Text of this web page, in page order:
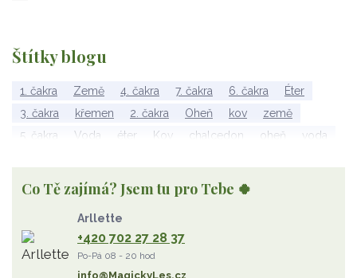
Štítky blogu
1. čakra Země 4. čakra 7. čakra 6. čakra
Éter
3. čakra
křemen 2. čakra Oheň kov
země
5. čakra
Voda éter Kov chalcedon oheň
voda
Wu Xing
apatit
diamant
olivín
želva jahodový křemen
rodochrozit
červený achát
Co Tě zajímá? Jsem tu pro Tebe 🍀
Arllette
+420 702 27 28 37
Po-Pá 08 - 20 hod
info@MagickyLes.cz